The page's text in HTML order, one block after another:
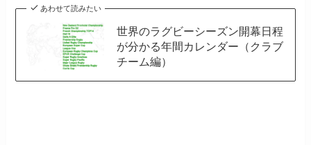
あわせて読みたい
世界のラグビーシーズン開幕日程
が分かる年間カレンダー（クラブ
チーム編）